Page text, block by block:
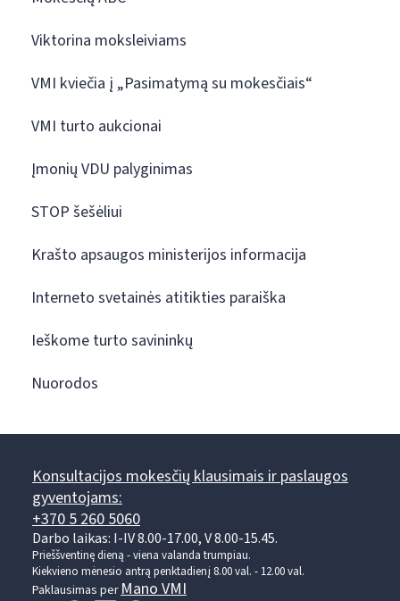
Viktorina moksleiviams
VMI kviečia į „Pasimatymą su mokesčiais“
VMI turto aukcionai
Įmonių VDU palyginimas
STOP šešėliui
Krašto apsaugos ministerijos informacija
Interneto svetainės atitikties paraiška
Ieškome turto savininkų
Nuorodos
Konsultacijos mokesčių klausimais ir paslaugos
gyventojams:
+370 5 260 5060
Darbo laikas: I-IV 8.00-17.00, V 8.00-15.45.
Prieššventinę dieną - viena valanda trumpiau.
Kiekvieno mėnesio antrą penktadienį 8.00 val. - 12.00 val.
Paklausimas perMano VMI